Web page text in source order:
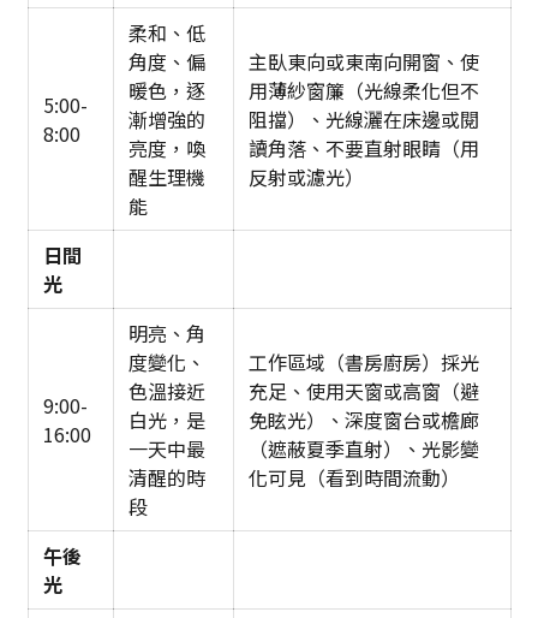
5:00-
8:00
柔和、低
角度、偏
暖色，逐
漸增強的
亮度，喚
醒生理機
能
主臥東向或東南向開窗、使
用薄紗窗簾（光線柔化但不
阻擋）、光線灑在床邊或閱
讀角落、不要直射眼睛（用
反射或濾光）
日間
光
9:00-
16:00
明亮、角
度變化、
色溫接近
白光，是
一天中最
清醒的時
段
工作區域（書房廚房）採光
充足、使用天窗或高窗（避
免眩光）、深度窗台或檐廊
（遮蔽夏季直射）、光影變
化可見（看到時間流動）
午後
光